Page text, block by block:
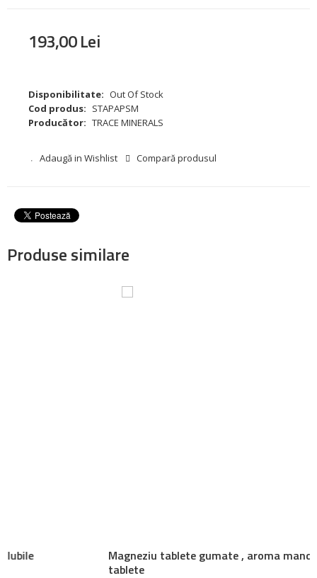
193,00Lei
Disponibilitate: Out Of Stock
Cod produs: STAPAPSM
Producător: TRACE MINERALS
Adaugă in Wishlist Compară produsul
Produse similare
Magneziu tablete gumate , aroma mandarina, 120